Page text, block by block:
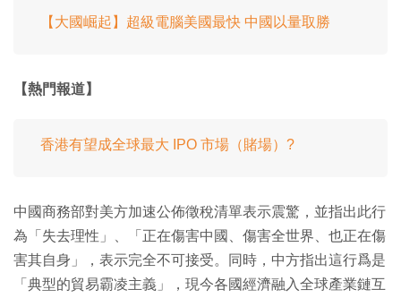
【大國崛起】超級電腦美國最快 中國以量取勝
【熱門報道】
香港有望成全球最大 IPO 市場（賭場）?
中國商務部對美方加速公佈徵稅清單表示震驚，並指出此行
為「失去理性」、「正在傷害中國、傷害全世界、也正在傷
害其自身」，表示完全不可接受。同時，中方指出這行爲是
「典型的貿易霸凌主義」，現今各國經濟融入全球產業鏈互